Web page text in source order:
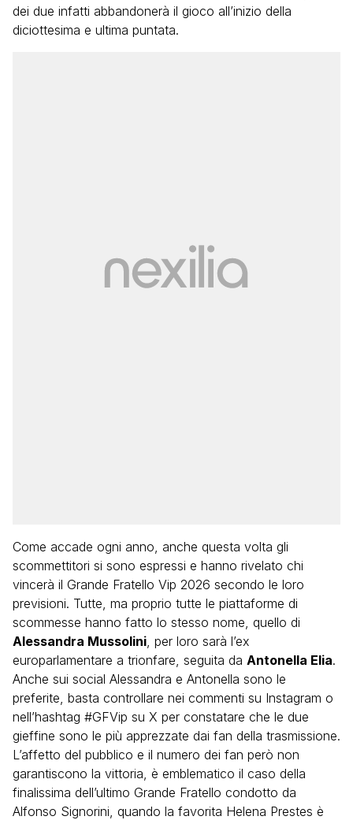
dei due infatti abbandonerà il gioco all’inizio della
diciottesima e ultima puntata.
Come accade ogni anno, anche questa volta gli
scommettitori si sono espressi e hanno rivelato chi
vincerà il Grande Fratello Vip 2026 secondo le loro
previsioni. Tutte, ma proprio tutte le piattaforme di
scommesse hanno fatto lo stesso nome, quello di
Alessandra Mussolini, per loro sarà l’ex
europarlamentare a trionfare, seguita da Antonella Elia.
Anche sui social Alessandra e Antonella sono le
preferite, basta controllare nei commenti su Instagram o
nell’hashtag #GFVip su X per constatare che le due
gieffine sono le più apprezzate dai fan della trasmissione.
L’affetto del pubblico e il numero dei fan però non
garantiscono la vittoria, è emblematico il caso della
finalissima dell’ultimo Grande Fratello condotto da
Alfonso Signorini, quando la favorita Helena Prestes è